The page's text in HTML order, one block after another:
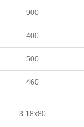
900
400
500
460
3-18x80